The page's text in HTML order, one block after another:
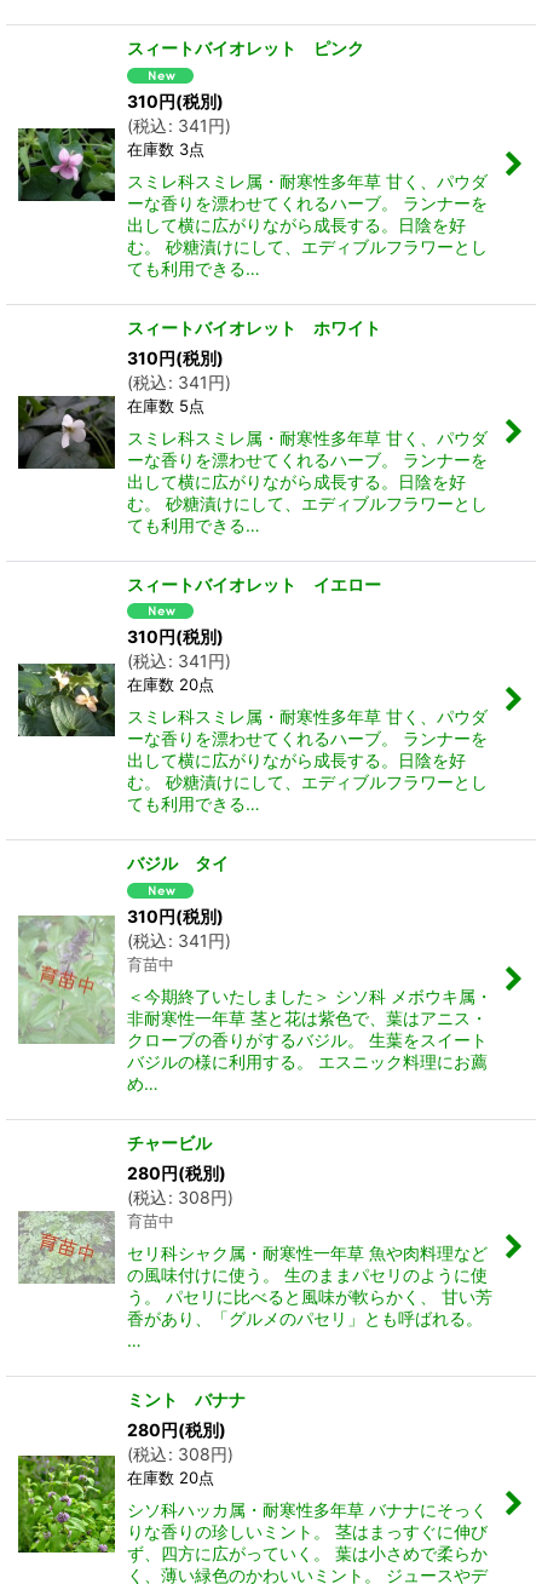
スィートバイオレット ピンク
310円(税別)
(税込: 341円)
在庫数 3点
スミレ科スミレ属・耐寒性多年草 甘く、パウダ
ーな香りを漂わせてくれるハーブ。 ランナーを
出して横に広がりながら成長する。日陰を好
む。 砂糖漬けにして、エディブルフラワーとし
ても利用できる…
スィートバイオレット ホワイト
310円(税別)
(税込: 341円)
在庫数 5点
スミレ科スミレ属・耐寒性多年草 甘く、パウダ
ーな香りを漂わせてくれるハーブ。 ランナーを
出して横に広がりながら成長する。日陰を好
む。 砂糖漬けにして、エディブルフラワーとし
ても利用できる…
スィートバイオレット イエロー
310円(税別)
(税込: 341円)
在庫数 20点
スミレ科スミレ属・耐寒性多年草 甘く、パウダ
ーな香りを漂わせてくれるハーブ。 ランナーを
出して横に広がりながら成長する。日陰を好
む。 砂糖漬けにして、エディブルフラワーとし
ても利用できる…
バジル タイ
310円(税別)
(税込: 341円)
育苗中
＜今期終了いたしました＞ シソ科 メボウキ属・
非耐寒性一年草 茎と花は紫色で、葉はアニス・
クローブの香りがするバジル。 生葉をスイート
バジルの様に利用する。 エスニック料理にお薦
め…
チャービル
280円(税別)
(税込: 308円)
育苗中
セリ科シャク属・耐寒性一年草 魚や肉料理など
の風味付けに使う。 生のままパセリのように使
う。 パセリに比べると風味が軟らかく、 甘い芳
香があり、「グルメのパセリ」とも呼ばれる。
…
ミント バナナ
280円(税別)
(税込: 308円)
在庫数 20点
シソ科ハッカ属・耐寒性多年草 バナナにそっく
りな香りの珍しいミント。 茎はまっすぐに伸び
ず、四方に広がっていく。 葉は小さめで柔らか
く、薄い緑色のかわいいミント。 ジュースやデ